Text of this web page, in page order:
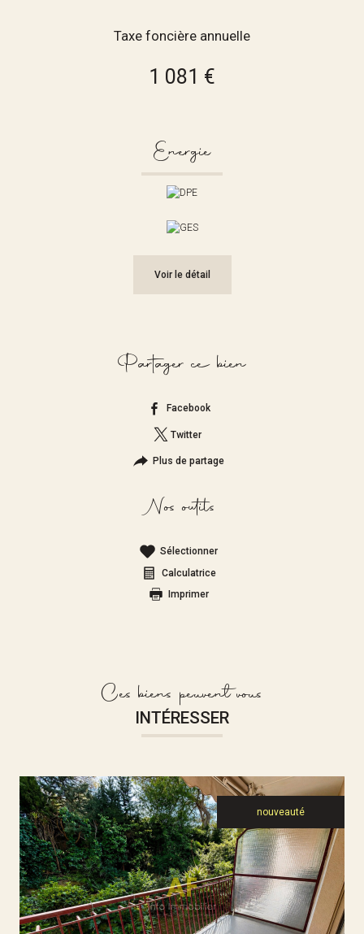
Taxe foncière annuelle
1 081 €
Energie
Voir le détail
Partager ce bien
Facebook
Twitter
Plus de partage
Nos outils
Sélectionner
Calculatrice
Imprimer
Ces biens peuvent vous
INTÉRESSER
nouveauté
Voir le bien